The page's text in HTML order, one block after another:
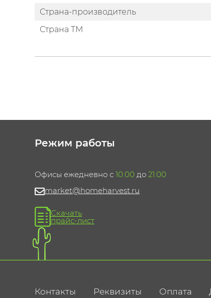
Страна-производитель
Страна ТМ
Режим работы
Офисы ежедневно с 10:00 до 21:00
market@homeharvest.ru
Скачать
прайс-лист
Контакты Реквизиты Оплата